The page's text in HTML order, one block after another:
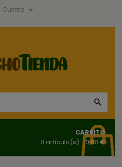
Cuenta 

CARRITO
0 artículo(s) - 0,00 €